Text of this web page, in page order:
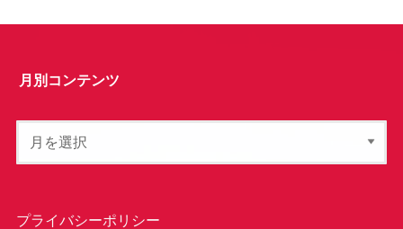
月別コンテンツ
プライバシーポリシー